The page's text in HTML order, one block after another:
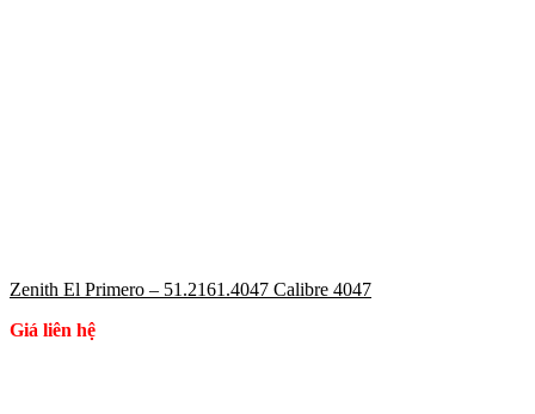
Zenith El Primero – 51.2161.4047 Calibre 4047
Giá liên hệ